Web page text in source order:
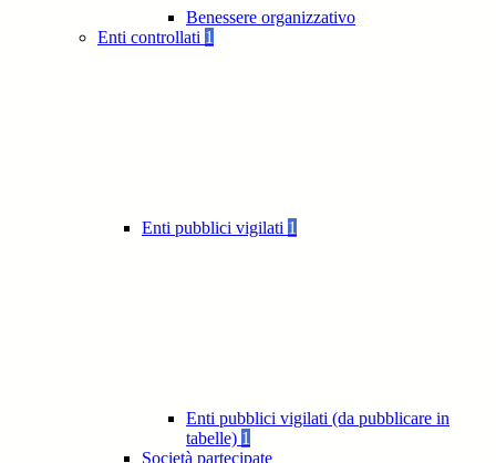
Benessere organizzativo
Enti controllati 1
Enti pubblici vigilati 1
Enti pubblici vigilati (da pubblicare in
tabelle) 1
Società partecipate